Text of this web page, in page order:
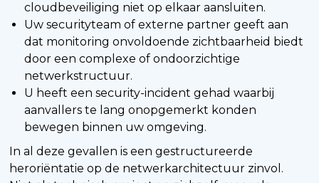
cloudbeveiliging niet op elkaar aansluiten.
Uw securityteam of externe partner geeft aan
dat monitoring onvoldoende zichtbaarheid biedt
door een complexe of ondoorzichtige
netwerkstructuur.
U heeft een security-incident gehad waarbij
aanvallers te lang onopgemerkt konden
bewegen binnen uw omgeving.
In al deze gevallen is een gestructureerde
heroriëntatie op de netwerkarchitectuur zinvol.